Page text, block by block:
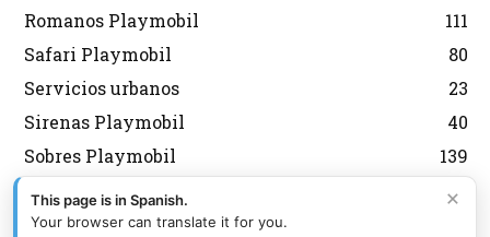
Romanos Playmobil
111
Safari Playmobil
80
Servicios urbanos
23
Sirenas Playmobil
40
Sobres Playmobil
139
Spirit Playmobil
36
Star Trek Playmobil
×
This page is in Spanish.
Your browser can translate it for you.